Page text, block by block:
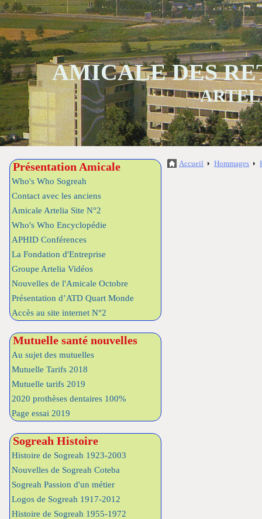
AMICALE DES
Présentation Amicale
Who's Who Sogreah
Contact avec les anciens
Amicale Artelia Site N°2
Who's Who Encyclopédie
APHID Conférences
La Fondation d'Entreprise
Groupe Artelia Vidéos
Nouvelles de l'Amicale Octobre
Présentation d’ATD Quart Monde
Accès au site internet N°2
Mutuelle santé nouvelles
Au sujet des mutuelles
Mutuelle Tarifs 2018
Mutuelle tarifs 2019
2020 prothèses dentaires 100%
Page essai 2019
Sogreah Histoire
Histoire de Sogreah 1923-2003
Nouvelles de Sogreah Coteba
Sogreah Passion d'un métier
Logos de Sogreah 1917-2012
Histoire de Sogreah 1955-1972
Accueil Hommages